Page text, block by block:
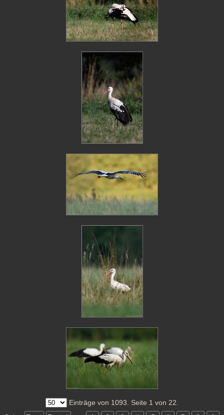
Einträge von 1093. Seite 1 von 22.